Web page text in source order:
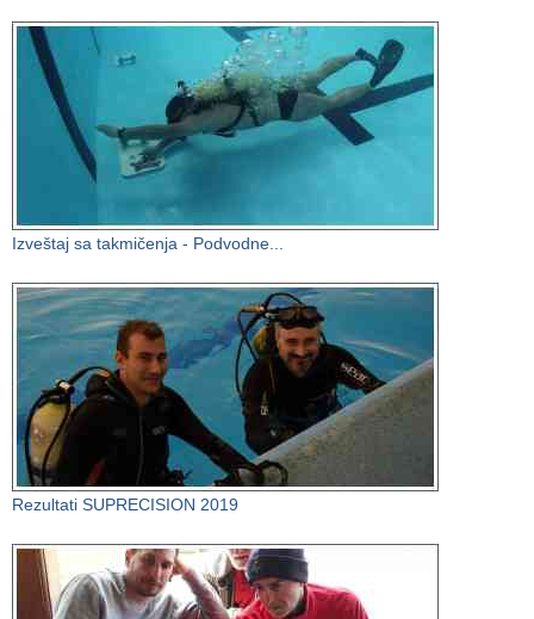
Izveštaj sa takmičenja - Podvodne...
Rezultati SUPRECISION 2019